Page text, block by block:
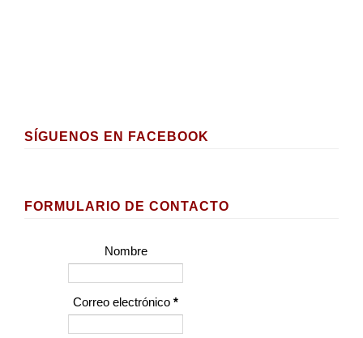
SÍGUENOS EN FACEBOOK
FORMULARIO DE CONTACTO
Nombre
Correo electrónico *